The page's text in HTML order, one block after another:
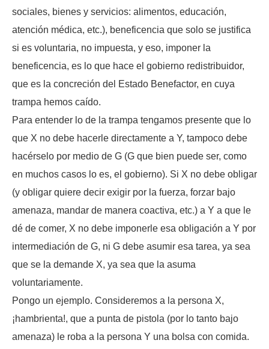
sociales, bienes y servicios: alimentos, educación,
atención médica, etc.), beneficencia que solo se justifica
si es voluntaria, no impuesta, y eso, imponer la
beneficencia, es lo que hace el gobierno redistribuidor,
que es la concreción del Estado Benefactor, en cuya
trampa hemos caído.
Para entender lo de la trampa tengamos presente que lo
que X no debe hacerle directamente a Y, tampoco debe
hacérselo por medio de G (G que bien puede ser, como
en muchos casos lo es, el gobierno). Si X no debe obligar
(y obligar quiere decir exigir por la fuerza, forzar bajo
amenaza, mandar de manera coactiva, etc.) a Y a que le
dé de comer, X no debe imponerle esa obligación a Y por
intermediación de G, ni G debe asumir esa tarea, ya sea
que se la demande X, ya sea que la asuma
voluntariamente.
Pongo un ejemplo. Consideremos a la persona X,
¡hambrienta!, que a punta de pistola (por lo tanto bajo
amenaza) le roba a la persona Y una bolsa con comida.